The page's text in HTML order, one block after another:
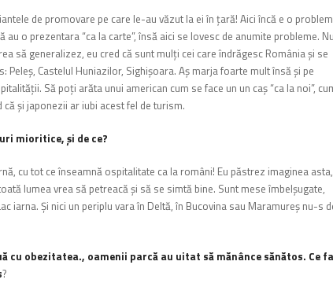
de promovare pe care le-au văzut la ei în ţară! Aici încă e o
au o prezentara “ca la carte”, însă aici se lovesc de anumite probleme. Nu
să generalizez, eu cred că sunt mulţi cei care îndrăgesc România şi se
Castelul Huniazilor, Sighişoara. Aş marja foarte mult însă şi pe
Să poţi arăta unui american cum se face un un caş “ca la noi”,
şi japonezii ar iubi acest fel de turism.
mioritice, şi de ce?
cu tot ce înseamnă ospitalitate ca la români! Eu păstrez imaginea
lumea vrea să petreacă şi să se simtă bine. Sunt mese îmbelşugate,
iarna. Şi nici un periplu vara în Deltă, în Bucovina sau Maramureş nu-s
cu obezitatea., oamenii parcă au uitat să mănânce sănătos. Ce
?